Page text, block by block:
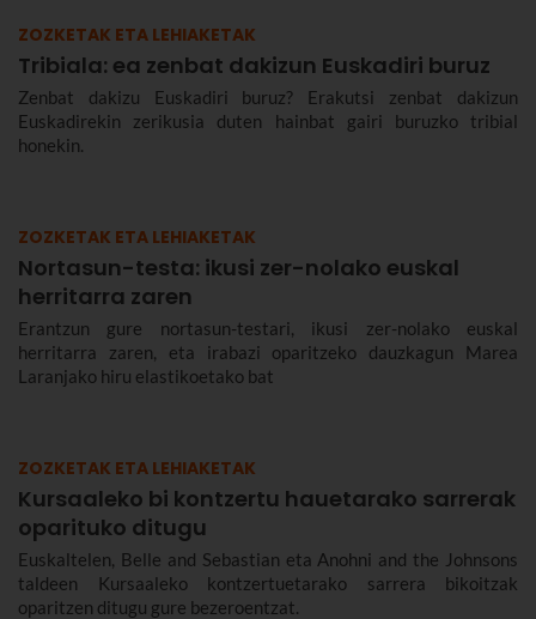
ZOZKETAK ETA LEHIAKETAK
Tribiala: ea zenbat dakizun Euskadiri buruz
Zenbat dakizu Euskadiri buruz? Erakutsi zenbat dakizun
Euskadirekin zerikusia duten hainbat gairi buruzko tribial
honekin.
ZOZKETAK ETA LEHIAKETAK
Nortasun-testa: ikusi zer-nolako euskal
herritarra zaren
Erantzun gure nortasun-testari, ikusi zer-nolako euskal
herritarra zaren, eta irabazi oparitzeko dauzkagun Marea
Laranjako hiru elastikoetako bat
ZOZKETAK ETA LEHIAKETAK
Kursaaleko bi kontzertu hauetarako sarrerak
oparituko ditugu
Euskaltelen, Belle and Sebastian eta Anohni and the Johnsons
taldeen Kursaaleko kontzertuetarako sarrera bikoitzak
oparitzen ditugu gure bezeroentzat.